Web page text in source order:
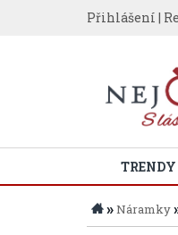
Přihlášení |
TRENDY
»Náramky